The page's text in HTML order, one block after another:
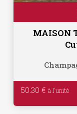
MAISON
50.30 €